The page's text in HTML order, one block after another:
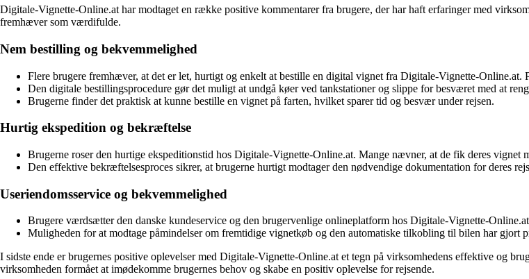
Digitale-Vignette-Online.at har modtaget en række positive kommentarer fra brugere, der har haft erfaringer med
fremhæver som værdifulde.
Nem bestilling og bekvemmelighed
Flere brugere fremhæver, at det er let, hurtigt og enkelt at bestille en digital vignet fra Digitale-Vignette-Online.at.
Den digitale bestillingsprocedure gør det muligt at undgå køer ved tankstationer og slippe for besværet med at
Brugerne finder det praktisk at kunne bestille en vignet på farten, hvilket sparer tid og besvær under rejsen.
Hurtig ekspedition og bekræftelse
Brugerne roser den hurtige ekspeditionstid hos Digitale-Vignette-Online.at. Mange nævner, at de fik deres vignet
Den effektive bekræftelsesproces sikrer, at brugerne hurtigt modtager den nødvendige dokumentation for deres
Useriendomsservice og bekvemmelighed
Brugere værdsætter den danske kundeservice og den brugervenlige onlineplatform hos Digitale-Vignette-
Muligheden for at modtage påmindelser om fremtidige vignetkøb og den automatiske tilkobling til bilen har gjort
I sidste ende er brugernes positive oplevelser med Digitale-Vignette-Online.at et tegn på virksomhedens effektive og
virksomheden formået at imødekomme brugernes behov og skabe en positiv oplevelse for rejsende.